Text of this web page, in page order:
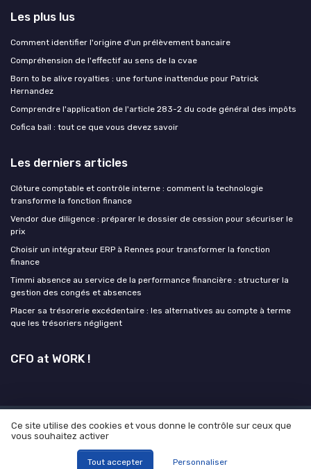
Les plus lus
Comment identifier l'origine d'un prélèvement bancaire
Compréhension de l'effectif au sens de la cvae
Born to be alive royalties : une fortune inattendue pour Patrick
Hernandez
Comprendre l'application de l'article 283-2 du code général des impôts
Cofica bail : tout ce que vous devez savoir
Les derniers articles
Clôture comptable et contrôle interne : comment la technologie
transforme la fonction finance
Vendor due diligence : préparer le dossier de cession pour sécuriser le
prix
Choisir un intégrateur ERP à Rennes pour transformer la fonction
finance
Timmi absence au service de la performance financière : structurer la
gestion des congés et absences
Placer sa trésorerie excédentaire : les alternatives au compte à terme
que les trésoriers négligent
CFO at WORK !
Mentions légales Politique de confidentialité
Grande
enquête 2025 sur l' IA et les directions financières
© CFO at WORK ! 2026
Ce site utilise des cookies et vous donne le contrôle sur ceux que
vous souhaitez activer
Tout accepter Personnaliser